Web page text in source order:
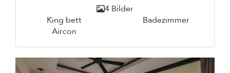
4 Bilder
King bett
Badezimmer
Aircon